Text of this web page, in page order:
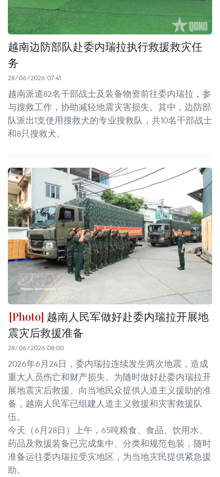
越南边防部队赴委内瑞拉执行救援救灾任
务
28/06/2026 07:41
越南派遣82名干部战士及装备物资前往委内瑞拉，参
与搜救工作，协助减轻地震灾害损失。其中，边防部
队派出1支使用搜救犬的专业搜救队，共10名干部战士
和8只搜救犬。
越南人民军做好赴委内瑞拉开展地
震灾后救援准备
28/06/2026 08:00
2026年6月24日，委内瑞拉连续发生两次地震，造成
重大人员伤亡和财产损失。为随时做好赴委内瑞拉开
展地震灾后救援、向当地民众提供人道主义援助的准
备，越南人民军已组建人道主义救援和灾害救援队
伍。
今天（6月28日）上午，65吨粮食、食品、饮用水、
药品及救援装备已完成集中、分类和规范包装，随时
准备运往委内瑞拉受灾地区，为当地灾民提供紧急援
助。